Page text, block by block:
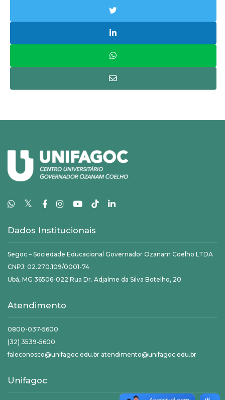
𝕏
Dados Institucionais
Segoc – Sociedade Educacional Governador Ozanam Coelho LTDA
CNPJ: 02.270.109/0001-74
Ubá, MG 36506-022 Rua Dr. Adjalme da Silva Botelho, 20
Atendimento
0800-037-5600
(32) 3539-5600
faleconosco@unifagoc.edu.br atendimento@unifagoc.edu.br
Unifagoc